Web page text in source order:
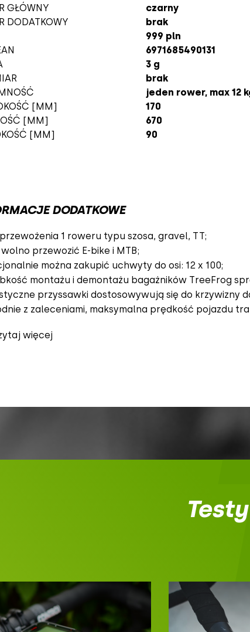
GŁÓWNY
czarny
DODATKOWY
brak
999 pln
6971685490131
3 g
brak
jeden rower, max 12
[MM]
170
[MM]
670
[MM]
90
DODATKOWE
1 roweru typu szosa, gravel, TT;
wolno przewozić E-bike i MTB;
można zakupić uchwyty do osi: 12 x 100;
montażu i demontażu bagażników TreeFrog
przyssawki dostosowywują się do krzywizny
z zaleceniami, maksymalna prędkość pojazdu
więcej